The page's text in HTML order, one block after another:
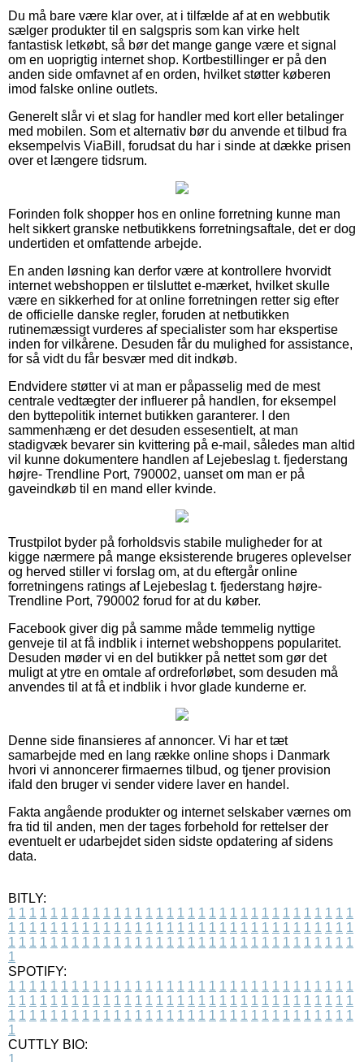
Du må bare være klar over, at i tilfælde af at en webbutik
sælger produkter til en salgspris som kan virke helt
fantastisk letkøbt, så bør det mange gange være et signal
om en uoprigtig internet shop. Kortbestillinger er på den
anden side omfavnet af en orden, hvilket støtter køberen
imod falske online outlets.
Generelt slår vi et slag for handler med kort eller betalinger
med mobilen. Som et alternativ bør du anvende et tilbud fra
eksempelvis ViaBill, forudsat du har i sinde at dække prisen
over et længere tidsrum.
Forinden folk shopper hos en online forretning kunne man
helt sikkert granske netbutikkens forretningsaftale, det er dog
undertiden et omfattende arbejde.
En anden løsning kan derfor være at kontrollere hvorvidt
internet webshoppen er tilsluttet e-mærket, hvilket skulle
være en sikkerhed for at online forretningen retter sig efter
de officielle danske regler, foruden at netbutikken
rutinemæssigt vurderes af specialister som har ekspertise
inden for vilkårene. Desuden får du mulighed for assistance,
for så vidt du får besvær med dit indkøb.
Endvidere støtter vi at man er påpasselig med de mest
centrale vedtægter der influerer på handlen, for eksempel
den byttepolitik internet butikken garanterer. I den
sammenhæng er det desuden essesentielt, at man
stadigvæk bevarer sin kvittering på e-mail, således man altid
vil kunne dokumentere handlen af Lejebeslag t. fjederstang
højre- Trendline Port, 790002, uanset om man er på
gaveindkøb til en mand eller kvinde.
Trustpilot byder på forholdsvis stabile muligheder for at
kigge nærmere på mange eksisterende brugeres oplevelser
og herved stiller vi forslag om, at du eftergår online
forretningens ratings af Lejebeslag t. fjederstang højre-
Trendline Port, 790002 forud for at du køber.
Facebook giver dig på samme måde temmelig nyttige
genveje til at få indblik i internet webshoppens popularitet.
Desuden møder vi en del butikker på nettet som gør det
muligt at ytre en omtale af ordreforløbet, som desuden må
anvendes til at få et indblik i hvor glade kunderne er.
Denne side finansieres af annoncer. Vi har et tæt
samarbejde med en lang række online shops i Danmark
hvori vi annoncerer firmaernes tilbud, og tjener provision
ifald den bruger vi sender videre laver en handel.
Fakta angående produkter og internet selskaber værnes om
fra tid til anden, men der tages forbehold for rettelser der
eventuelt er udarbejdet siden sidste opdatering af sidens
data.
BITLY:
1 1 1 1 1 1 1 1 1 1 1 1 1 1 1 1 1 1 1 1 1 1 1 1 1 1 1 1 1 1 1 1 1
1 1 1 1 1 1 1 1 1 1 1 1 1 1 1 1 1 1 1 1 1 1 1 1 1 1 1 1 1 1 1 1 1
1 1 1 1 1 1 1 1 1 1 1 1 1 1 1 1 1 1 1 1 1 1 1 1 1 1 1 1 1 1 1 1 1
1
SPOTIFY:
1 1 1 1 1 1 1 1 1 1 1 1 1 1 1 1 1 1 1 1 1 1 1 1 1 1 1 1 1 1 1 1 1
1 1 1 1 1 1 1 1 1 1 1 1 1 1 1 1 1 1 1 1 1 1 1 1 1 1 1 1 1 1 1 1 1
1 1 1 1 1 1 1 1 1 1 1 1 1 1 1 1 1 1 1 1 1 1 1 1 1 1 1 1 1 1 1 1 1
1
CUTTLY BIO:
1